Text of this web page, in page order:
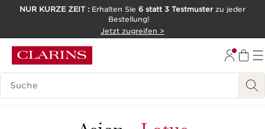
NUR KURZE ZEIT : Erhalten Sie 6 statt 3 Testmusterzu jeder
Bestellung!
Jetzt zugreifen >
LEGENDE SUCHEN